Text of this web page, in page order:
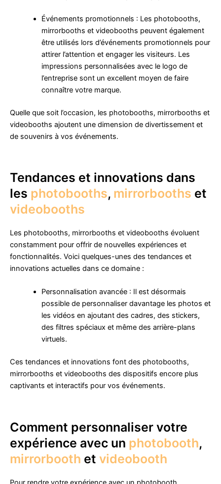
Événements promotionnels : Les photobooths,
mirrorbooths et videobooths peuvent également
être utilisés lors d’événements promotionnels pour
attirer l’attention et engager les visiteurs. Les
impressions personnalisées avec le logo de
l’entreprise sont un excellent moyen de faire
connaître votre marque.
Quelle que soit l’occasion, les photobooths, mirrorbooths et
videobooths ajoutent une dimension de divertissement et
de souvenirs à vos événements.
Tendances et innovations dans
les photobooths, mirrorbooths et
videobooths
Les photobooths, mirrorbooths et videobooths évoluent
constamment pour offrir de nouvelles expériences et
fonctionnalités. Voici quelques-unes des tendances et
innovations actuelles dans ce domaine :
Personnalisation avancée : Il est désormais
possible de personnaliser davantage les photos et
les vidéos en ajoutant des cadres, des stickers,
des filtres spéciaux et même des arrière-plans
virtuels.
Ces tendances et innovations font des photobooths,
mirrorbooths et videobooths des dispositifs encore plus
captivants et interactifs pour vos événements.
Comment personnaliser votre
expérience avec un photobooth,
mirrorbooth et videobooth